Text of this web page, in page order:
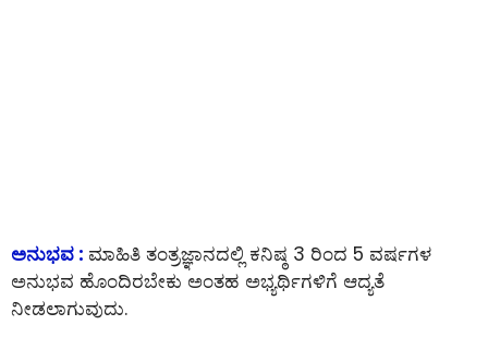
ಅನುಭವ : ಮಾಹಿತಿ ತಂತ್ರಜ್ಞಾನದಲ್ಲಿ ಕನಿಷ್ಠ 3 ರಿಂದ 5 ವರ್ಷಗಳ
ಅನುಭವ ಹೊಂದಿರಬೇಕು ಅಂತಹ ಅಭ್ಯರ್ಥಿಗಳಿಗೆ ಆದ್ಯತೆ
ನೀಡಲಾಗುವುದು.